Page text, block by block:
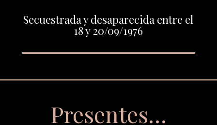
Secuestrada y desaparecida entre el
18 y 20/09/1976
Presentes…